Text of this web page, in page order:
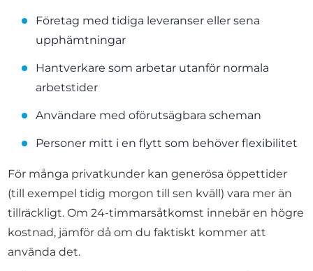
Företag med tidiga leveranser eller sena
upphämtningar
Hantverkare som arbetar utanför normala
arbetstider
Användare med oförutsägbara scheman
Personer mitt i en flytt som behöver flexibilitet
För många privatkunder kan generösa öppettider
(till exempel tidig morgon till sen kväll) vara mer än
tillräckligt. Om 24-timmarsåtkomst innebär en högre
kostnad, jämför då om du faktiskt kommer att
använda det.